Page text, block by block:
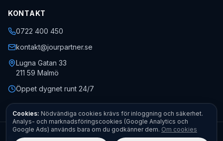
KONTAKT
0722 400 450
kontakt@jourpartner.se
Lugna Gatan 33
211 59 Malmö
Öppet dygnet runt 24/7
2026 Jourpartner AB· Org.nr559451-0470· Alla rättigheter
Cookies: Nödvändiga cookies krävs för inloggning och säkerhet.
Analys- och marknadsföringscookies (Google Analytics och
Google Ads) används bara om du godkänner dem. Om cookies